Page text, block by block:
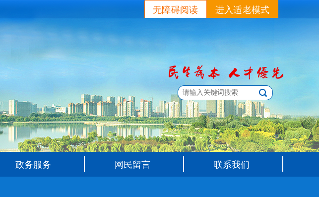
无障碍阅读 进入适老模式
政务服务 网民留言 联系我们